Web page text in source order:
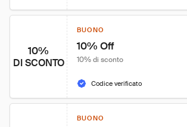
10%
DI SCONTO
BUONO
10% Off
10% di sconto
Codice verificato
BUONO